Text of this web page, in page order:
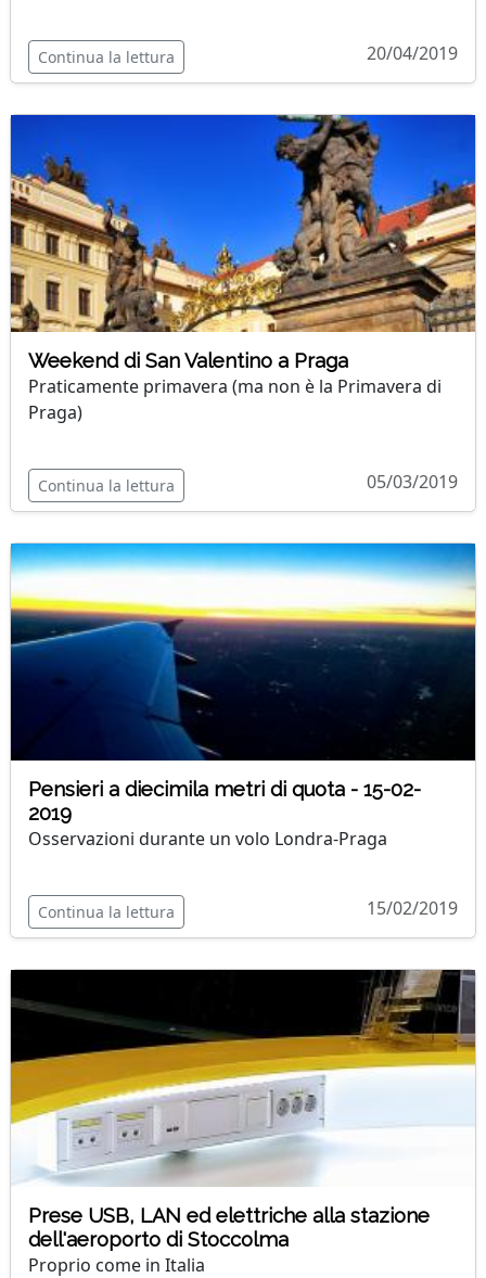
Continua la lettura 20/04/2019
Weekend di San Valentino a Praga
Praticamente primavera (ma non è la Primavera di
Praga)
Continua la lettura 05/03/2019
Pensieri a diecimila metri di quota - 15-02-
2019
Osservazioni durante un volo Londra-Praga
Continua la lettura 15/02/2019
Prese USB, LAN ed elettriche alla stazione
dell'aeroporto di Stoccolma
Proprio come in Italia